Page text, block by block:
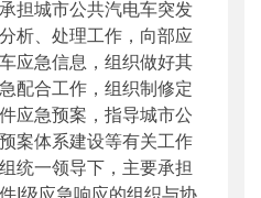
城市公共汽电车突发
析、处理工作，向部应
应急信息，组织做好其
配合工作，组织制修定
应急预案，指导城市公
案体系建设等有关工作
统一领导下，主要承担
I级应急响应的组织与协